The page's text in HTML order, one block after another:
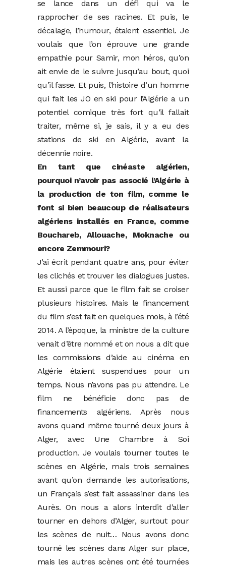
se lance dans un défi qui va le
rapprocher de ses racines. Et puis, le
décalage, l’humour, étaient essentiel. Je
voulais que l’on éprouve une grande
empathie pour Samir, mon héros, qu’on
ait envie de le suivre jusqu’au bout, quoi
qu’il fasse. Et puis, l’histoire d’un homme
qui fait les JO en ski pour l’Algérie a un
potentiel comique très fort qu’il fallait
traiter, même si, je sais, il y a eu des
stations de ski en Algérie, avant la
décennie noire.
En tant que cinéaste algérien,
pourquoi n’avoir pas associé l’Algérie à
la production de ton film, comme le
font si bien beaucoup de réalisateurs
algériens installés en France, comme
Bouchareb, Allouache, Moknache ou
encore Zemmouri?
J’ai écrit pendant quatre ans, pour éviter
les clichés et trouver les dialogues justes.
Et aussi parce que le film fait se croiser
plusieurs histoires. Mais le financement
du film s’est fait en quelques mois, à l’été
2014. A l’époque, la ministre de la culture
venait d’être nommé et on nous a dit que
les commissions d’aide au cinéma en
Algérie étaient suspendues pour un
temps. Nous n’avons pas pu attendre. Le
film ne bénéficie donc pas de
financements algériens. Après nous
avons quand même tourné deux jours à
Alger, avec Une Chambre à Soi
production. Je voulais tourner toutes le
scènes en Algérie, mais trois semaines
avant qu’on demande les autorisations,
un Français s’est fait assassiner dans les
Aurès. On nous a alors interdit d’aller
tourner en dehors d’Alger, surtout pour
les scènes de nuit… Nous avons donc
tourné les scènes dans Alger sur place,
mais les autres scènes ont été tournées